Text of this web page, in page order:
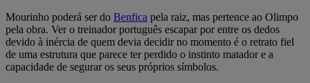
Mourinho poderá ser do Benfica pela raiz, mas pertence ao Olimpo
pela obra. Ver o treinador português escapar por entre os dedos
devido à inércia de quem devia decidir no momento é o retrato fiel
de uma estrutura que parece ter perdido o instinto matador e a
capacidade de segurar os seus próprios símbolos.